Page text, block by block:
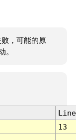
，可能的原
。
Line
13